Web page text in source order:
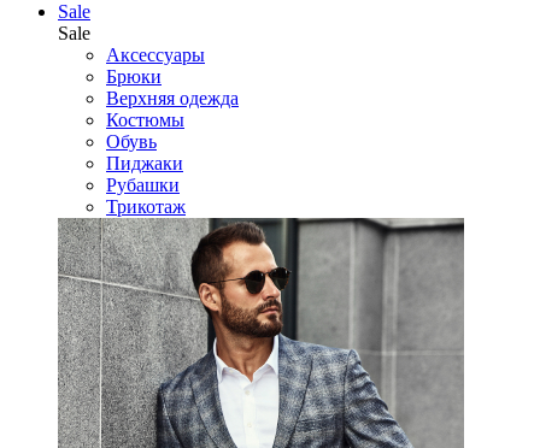
Sale
Sale
Аксессуары
Брюки
Верхняя одежда
Костюмы
Обувь
Пиджаки
Рубашки
Трикотаж